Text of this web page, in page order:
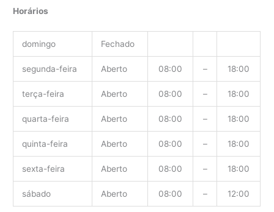
Horários
domingo Fechado
segunda-feira Aberto 08:00 – 18:00
terça-feira Aberto 08:00 – 18:00
quarta-feira Aberto 08:00 – 18:00
quinta-feira Aberto 08:00 – 18:00
sexta-feira Aberto 08:00 – 18:00
sábado Aberto 08:00 – 12:00